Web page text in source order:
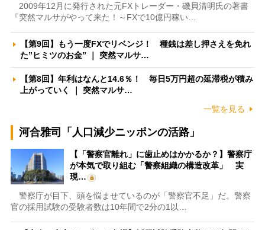
2009年12月に発行された元FXトレーダー・磯貝清明氏の著書
『突然マルサがやって来た！～FXで10億円稼い…
【第9回】もう一度FXでリベンジ！ 種銭は差し押さえを免れ
た”ヒミツのお金” ｜ 突然マルサ…
【第8回】年利はなんと14.6％！ 毎日5万円超の延滞税が積み
上がっていく ｜ 突然マルサ…
一覧を見る
河合雅司「人口減少ニッポンの活路」
【「警察官離れ」に歯止めはかかるか？】警察庁
が本気で取り組む「警察組織の構造改革」 実
現…
警察庁が目下、頭を悩ませているのが「警察官不足」だ。警察
官の採用試験の受験者数は10年間で2分の1以…